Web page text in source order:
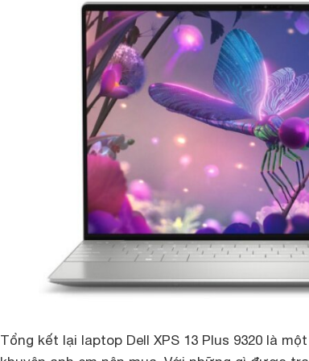
Tổng kết lại laptop Dell XPS 13 Plus 9320 là